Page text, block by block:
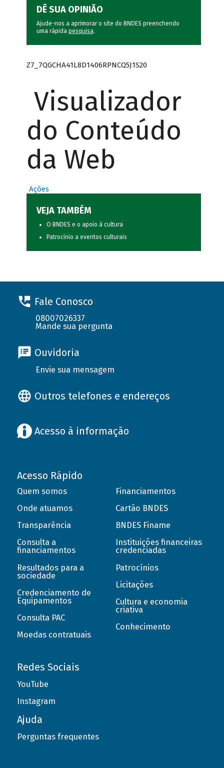
DÊ SUA OPINIÃO
Ajude-nos a aprimorar o site do BNDES preenchendo
uma rápida pesquisa.
Z7_7QGCHA41L8D1406RPNCQ5J1S20
Visualizador
do Conteúdo
da Web
Ações
VEJA TAMBÉM
O BNDES e o apoio à cultura
Patrocínio a eventos culturais
Fale Conosco
08007026337
Mande sua pergunta
Ouvidoria
Envie sua mensagem
Outros telefones e endereços
Acesso à informação
Acesso Rápido
Quem somos
Onde atuamos
Transparência
Consulta a
financiamentos
Resultados para a
sociedade
Credenciamento de
Equipamentos
Consulta PAC
Moedas contratuais
Financiamentos
Cartão BNDES
BNDES Finame
Instituições financeiras
credenciadas
Patrocínios
Licitações
Cultura e economia
criativa
Conhecimento
Redes Sociais
YouTube
Instagram
Ajuda
Perguntas frequentes